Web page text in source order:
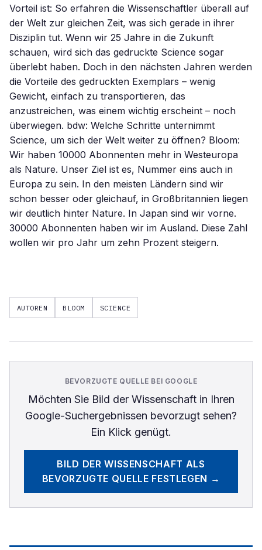
Vorteil ist: So erfahren die Wissenschaftler überall auf
der Welt zur gleichen Zeit, was sich gerade in ihrer
Disziplin tut. Wenn wir 25 Jahre in die Zukunft
schauen, wird sich das gedruckte Science sogar
überlebt haben. Doch in den nächsten Jahren werden
die Vorteile des gedruckten Exemplars – wenig
Gewicht, einfach zu transportieren, das
anzustreichen, was einem wichtig erscheint – noch
überwiegen. bdw: Welche Schritte unternimmt
Science, um sich der Welt weiter zu öffnen? Bloom:
Wir haben 10000 Abonnenten mehr in Westeuropa
als Nature. Unser Ziel ist es, Nummer eins auch in
Europa zu sein. In den meisten Ländern sind wir
schon besser oder gleichauf, in Großbritannien liegen
wir deutlich hinter Nature. In Japan sind wir vorne.
30000 Abonnenten haben wir im Ausland. Diese Zahl
wollen wir pro Jahr um zehn Prozent steigern.
AUTOREN BLOOM SCIENCE
BEVORZUGTE QUELLE BEI GOOGLE
Möchten Sie Bild der Wissenschaftin Ihren
Google-Suchergebnissen bevorzugt sehen?
Ein Klick genügt.
BILD DER WISSENSCHAFT ALS
BEVORZUGTE QUELLE FESTLEGEN →